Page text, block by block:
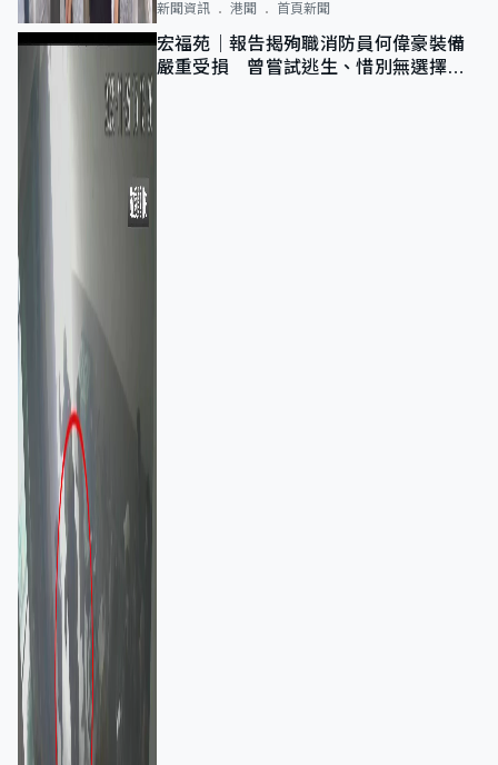
新聞資訊 港聞 首頁新聞
宏福苑｜報告揭殉職消防員何偉豪裝備
嚴重受損 曾嘗試逃生、惜別無選擇下